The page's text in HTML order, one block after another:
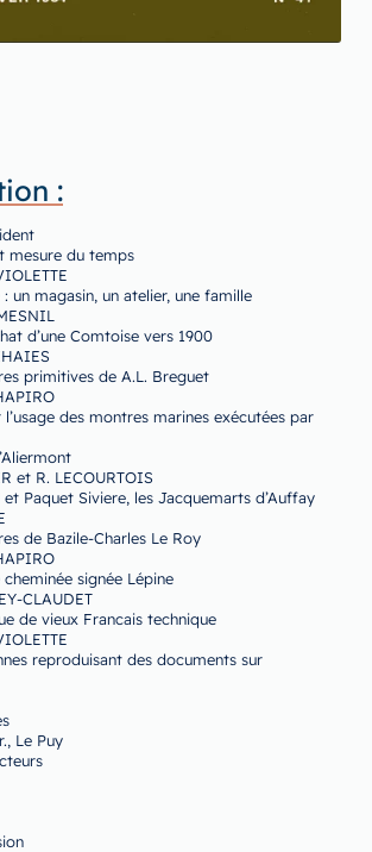
:
mesure du temps
un magasin, un atelier, une famille
d’une Comtoise vers 1900
primitives de A.L. Breguet
des montres marines exécutées par
et R. LECOURTOIS
Paquet Siviere, les Jacquemarts d’Auffay
de Bazile-Charles Le Roy
signée Lépine
CLAUDET
de vieux Francais technique
reproduisant des documents sur
Le Puy